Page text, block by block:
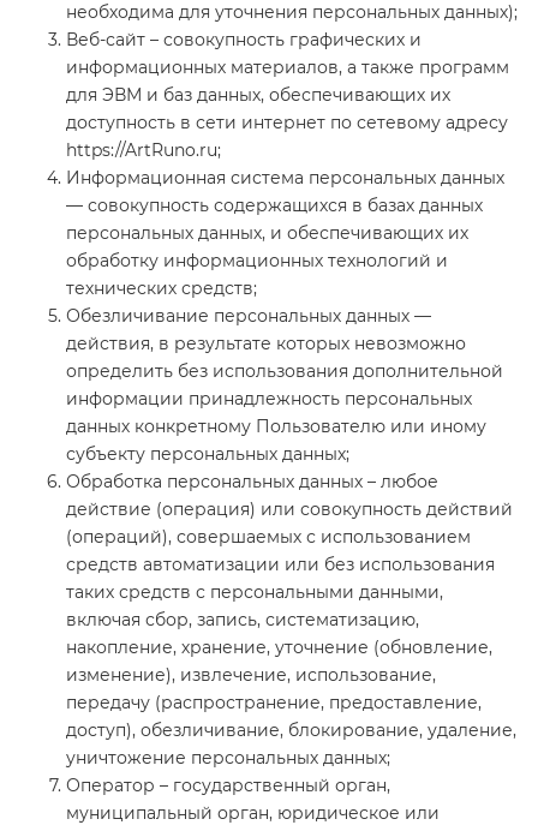
необходима для уточнения персональных данных);
Веб-сайт – совокупность графических и
информационных материалов, а также программ
для ЭВМ и баз данных, обеспечивающих их
доступность в сети интернет по сетевому адресу
https://ArtRuno.ru;
Информационная система персональных данных
— совокупность содержащихся в базах данных
персональных данных, и обеспечивающих их
обработку информационных технологий и
технических средств;
Обезличивание персональных данных —
действия, в результате которых невозможно
определить без использования дополнительной
информации принадлежность персональных
данных конкретному Пользователю или иному
субъекту персональных данных;
Обработка персональных данных – любое
действие (операция) или совокупность действий
(операций), совершаемых с использованием
средств автоматизации или без использования
таких средств с персональными данными,
включая сбор, запись, систематизацию,
накопление, хранение, уточнение (обновление,
изменение), извлечение, использование,
передачу (распространение, предоставление,
доступ), обезличивание, блокирование, удаление,
уничтожение персональных данных;
Оператор – государственный орган,
муниципальный орган, юридическое или